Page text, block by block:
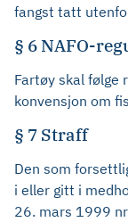
fangst tatt
§ 6 NAFO-
Fartøy skal følge
konvensjon om
§ 7 Straff
Den som
i eller gitt i
26. mars 1999